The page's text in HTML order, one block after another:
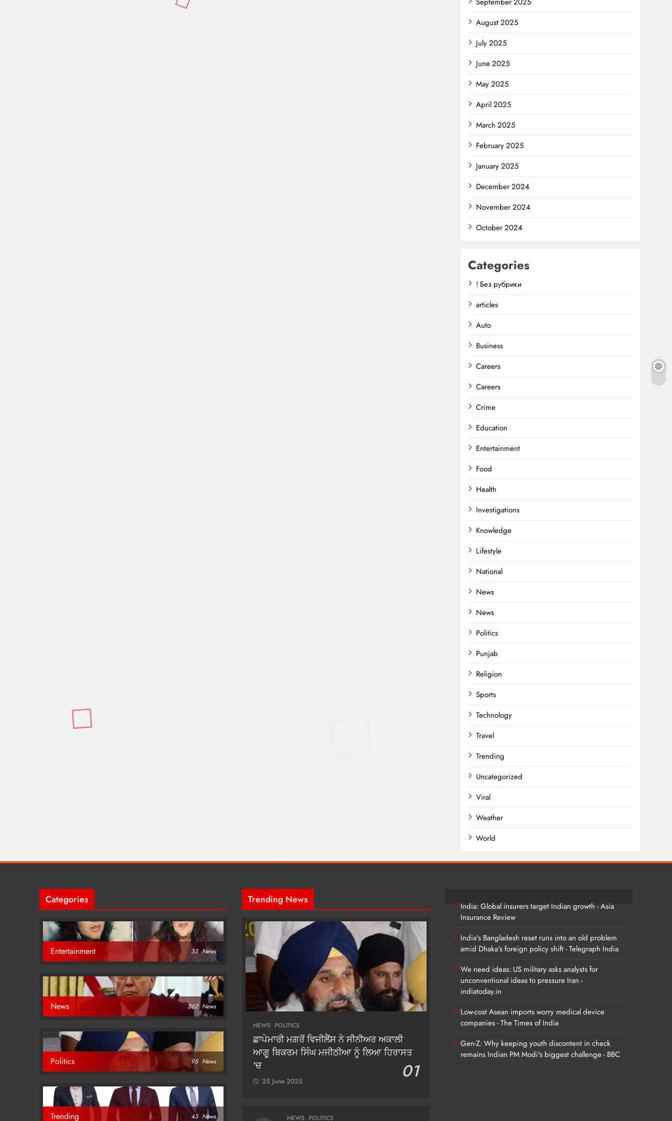
August 2025
July 2025
June 2025
May 2025
April 2025
March 2025
February 2025
January 2025
December 2024
November 2024
October 2024
Categories
! Без рубрики
articles
Auto
Business
Careers
Careers
Crime
Education
Entertainment
Food
Health
Investigations
Knowledge
Lifestyle
National
News
News
Politics
Punjab
Religion
Sports
Technology
Travel
Trending
Uncategorized
Viral
Weather
World
Categories
Entertainment 33 News
News 262 News
Politics 95 News
Trending 43 News
Trending News
NEWS POLITICS
ਛਾਪੇਮਾਰੀ ਮਗਰੋਂ ਵਿਜੀਲੈਂਸ ਨੇ ਸੀਨੀਅਰ ਅਕਾਲੀ
ਆਗੂ ਬਿਕਰਮ ਸਿੰਘ ਮਜੀਠੀਆ ਨੂੰ ਲਿਆ ਹਿਰਾਸਤ
‘ਚ
01
25 June 2025
NEWS POLITICS
India: Global insurers target Indian growth - Asia
Insurance Review
India's Bangladesh reset runs into an old problem
amid Dhaka's foreign policy shift - Telegraph India
We need ideas: US military asks analysts for
unconventional ideas to pressure Iran -
indiatoday.in
Low-cost Asean imports worry medical device
companies - The Times of India
Gen-Z: Why keeping youth discontent in check
remains Indian PM Modi's biggest challenge - BBC